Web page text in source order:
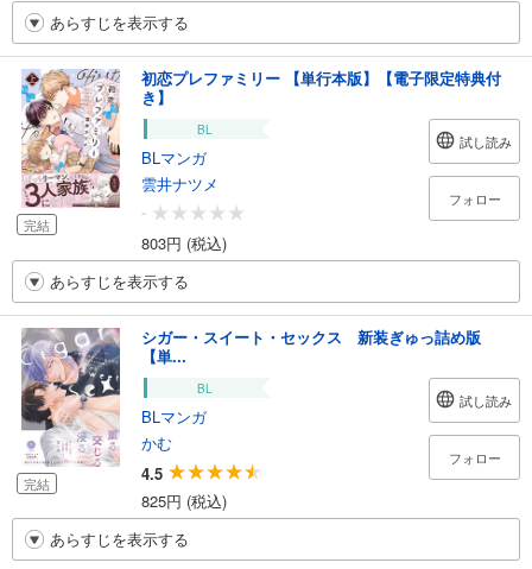
あらすじを表示する
完結
初恋プレファミリー 【単行本版】【電子限定特典付
き】
BL
BLマンガ
雲井ナツメ
-
803円 (税込)
試し読み
フォロー
あらすじを表示する
完結
シガー・スイート・セックス 新装ぎゅっ詰め版
【単...
BL
BLマンガ
かむ
4.5
825円 (税込)
試し読み
フォロー
あらすじを表示する